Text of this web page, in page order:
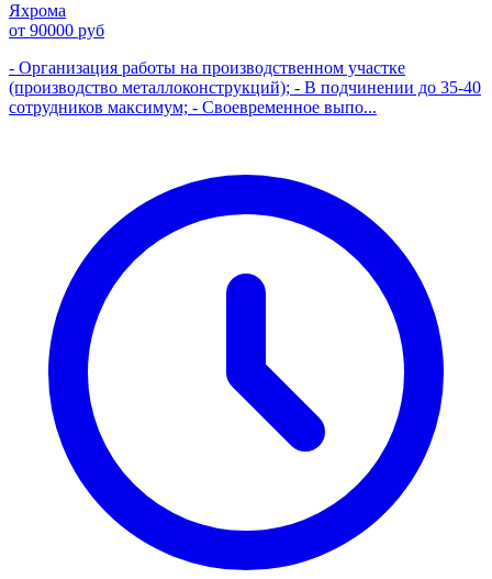
Яхрома
от 90000 руб
- Организация работы на производственном участке
(производство металлоконструкций); - В подчинении до 35-40
сотрудников максимум; - Своевременное выпо...